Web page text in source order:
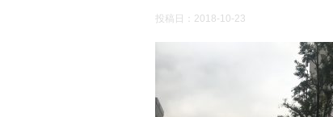
投稿日： 2018-10-23